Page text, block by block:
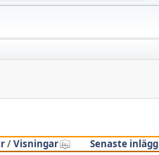
/Visningar
Senaste inlägg